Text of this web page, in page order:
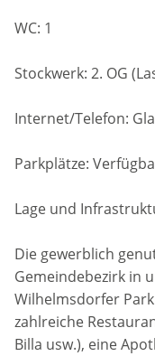
WC: 1
Stockwerk: 2. OG
Internet/Telefon:
Parkplätze:
Lage und
Die gewerblich
Gemeindebezirk in
Wilhelmsdorfer
zahlreiche
Billa usw.), eine